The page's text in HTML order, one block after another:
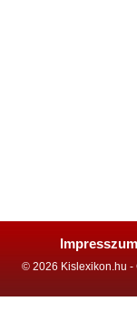
Impresszum
© 2026 Kislexikon.hu -